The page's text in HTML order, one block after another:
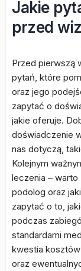
Jakie
przed
Przed pierwszą
pytań, które
oraz jego
zapytać o
jakie oferuje.
doświadczenie
nas dotyczą,
Kolejnym
leczenia –
podolog oraz
zapytać o to,
podczas
standardami
kwestia
oraz